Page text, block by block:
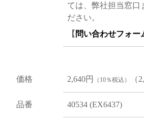
ては、弊社担当窓口
ださい。
【 問い合わせフォー
価格 2,640円 （10％税込） （
品番 40534 (EX6437)